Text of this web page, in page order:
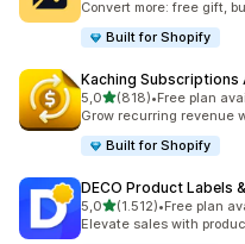
Convert more: free gift,
Built for Shopify
Kaching Subscriptions
5,05 yıldız üzerinden
(818)
toplam 818 değerlendirme
•Free plan
Grow recurring revenue
Built for Shopify
DECO Product Labels
5,05 yıldız üzerinden
(1.512)
toplam 1512•Free plan
Elevate sales with